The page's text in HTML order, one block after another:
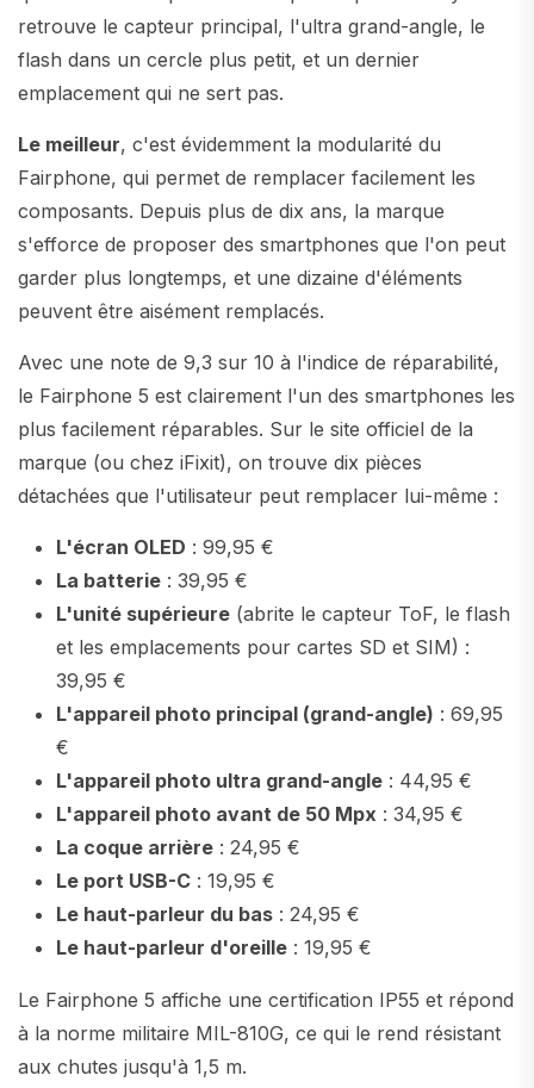
retrouve le capteur principal, l'ultra grand-angle, le
flash dans un cercle plus petit, et un dernier
emplacement qui ne sert pas.
Le meilleur, c'est évidemment la modularité du
Fairphone, qui permet de remplacer facilement les
composants. Depuis plus de dix ans, la marque
s'efforce de proposer des smartphones que l'on peut
garder plus longtemps, et une dizaine d'éléments
peuvent être aisément remplacés.
Avec une note de 9,3 sur 10 à l'indice de réparabilité,
le Fairphone 5 est clairement l'un des smartphones les
plus facilement réparables. Sur le site officiel de la
marque (ou chez iFixit), on trouve dix pièces
détachées que l'utilisateur peut remplacer lui-même :
L'écran OLED : 99,95 €
La batterie : 39,95 €
L'unité supérieure (abrite le capteur ToF, le flash
et les emplacements pour cartes SD et SIM) :
39,95 €
L'appareil photo principal (grand-angle) : 69,95
€
L'appareil photo ultra grand-angle : 44,95 €
L'appareil photo avant de 50 Mpx : 34,95 €
La coque arrière : 24,95 €
Le port USB-C : 19,95 €
Le haut-parleur du bas : 24,95 €
Le haut-parleur d'oreille : 19,95 €
Le Fairphone 5 affiche une certification IP55 et répond
à la norme militaire MIL-810G, ce qui le rend résistant
aux chutes jusqu'à 1,5 m.